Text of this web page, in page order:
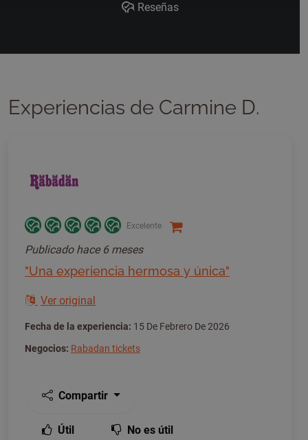
Reseñas
Experiencias de Carmine D.
Excelente
Publicado hace 6 meses
"Una experiencia hermosa y única"
Ver original
Fecha de la experiencia: 15 De Febrero De 2026
Negocios: Rabadan tickets
Compartir
Útil No es útil